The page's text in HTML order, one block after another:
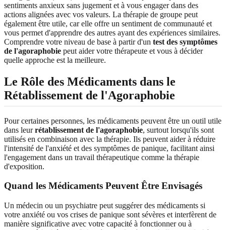
sentiments anxieux sans jugement et à vous engager dans des
actions alignées avec vos valeurs. La thérapie de groupe peut
également être utile, car elle offre un sentiment de communauté et
vous permet d'apprendre des autres ayant des expériences similaires.
Comprendre votre niveau de base à partir d'un test des symptômes
de l'agoraphobie peut aider votre thérapeute et vous à décider
quelle approche est la meilleure.
Le Rôle des Médicaments dans le
Rétablissement de l'Agoraphobie
Pour certaines personnes, les médicaments peuvent être un outil utile
dans leurrétablissement de l'agoraphobie, surtout lorsqu'ils sont
utilisés en combinaison avec la thérapie. Ils peuvent aider à réduire
l'intensité de l'anxiété et des symptômes de panique, facilitant ainsi
l'engagement dans un travail thérapeutique comme la thérapie
d'exposition.
Quand les Médicaments Peuvent Être Envisagés
Un médecin ou un psychiatre peut suggérer des médicaments si
votre anxiété ou vos crises de panique sont sévères et interfèrent de
manière significative avec votre capacité à fonctionner ou à